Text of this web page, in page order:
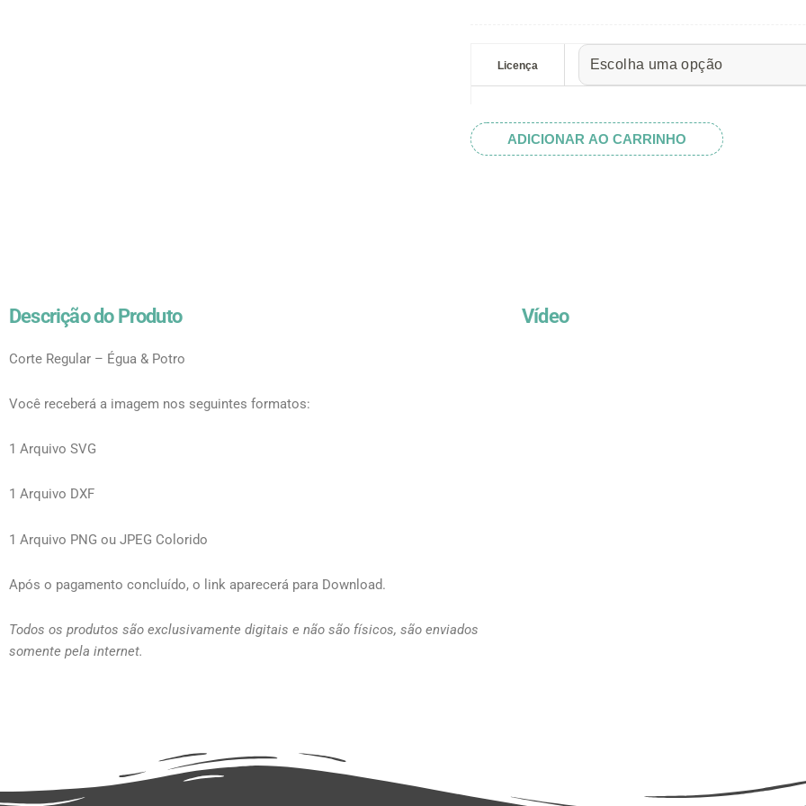
através
R$ 32.82
Licença
ADICIONAR AO CARRINHO
Descrição do Produto
Corte Regular – Égua & Potro
Você receberá a imagem nos seguintes formatos:
1 Arquivo SVG
1 Arquivo DXF
1 Arquivo PNG ou JPEG Colorido
Após o pagamento concluído, o link aparecerá para Download.
Todos os produtos são exclusivamente digitais e não são físicos, são enviados
somente pela internet.
Vídeo